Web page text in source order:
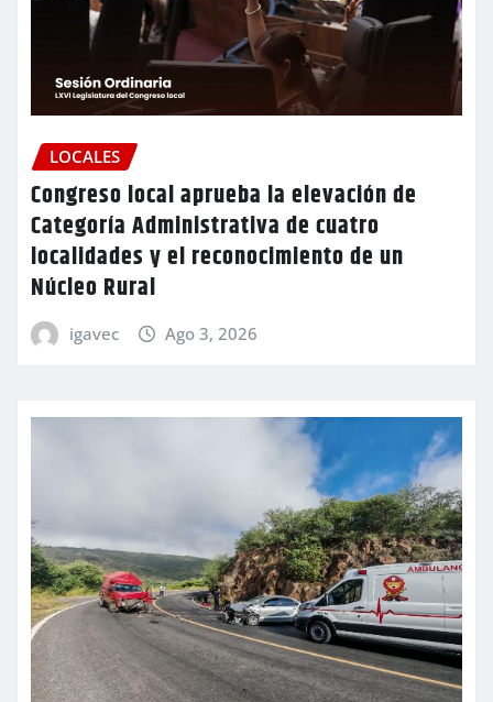
LOCALES
Congreso local aprueba la elevación de
Categoría Administrativa de cuatro
localidades y el reconocimiento de un
Núcleo Rural
igavec Ago 3, 2026